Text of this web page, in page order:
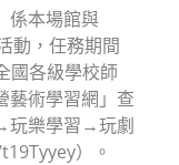
係本場館與
動，任務期間
國各級學校師
藝術學習網」查
玩樂學習→玩劇
）。